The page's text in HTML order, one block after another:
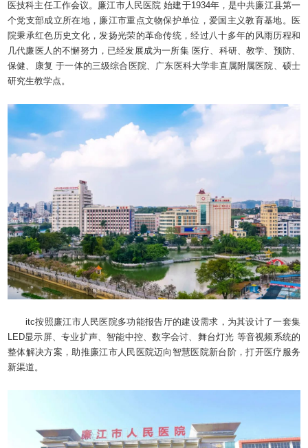
医技科主任工作会议。廉江市人民医院 始建于1934年，是中共廉江县第一
个党支部成立所在地，廉江市重点文物保护单位，爱国主义教育基地。医
院秉承红色历史文化，发扬光荣的革命传统，经过八十多年的风雨历程和
几代廉医人的不懈努力，已经发展成为一所集 医疗、科研、教学、预防、
保健、康复 于一体的三级综合医院、广东医科大学非直属附属医院、硕士
研究生教学点。
itc按照廉江市人民医院多功能报告厅的建设需求，为其设计了一套集
LED显示屏、专业扩声、智能中控、数字会讨、舞台灯光 等音视频系统的
整体解决方案，助推廉江市人民医院迈向智慧医院新台阶，打开医疗服务
新渠道。